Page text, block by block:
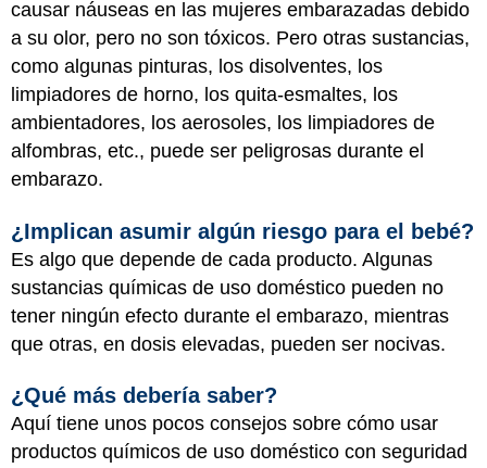
causar náuseas en las mujeres embarazadas debido
a su olor, pero no son tóxicos. Pero otras sustancias,
como algunas pinturas, los disolventes, los
limpiadores de horno, los quita-esmaltes, los
ambientadores, los aerosoles, los limpiadores de
alfombras, etc., puede ser peligrosas durante el
embarazo.
¿Implican asumir algún riesgo para el bebé?
Es algo que depende de cada producto. Algunas
sustancias químicas de uso doméstico pueden no
tener ningún efecto durante el embarazo, mientras
que otras, en dosis elevadas, pueden ser nocivas.
¿Qué más debería saber?
Aquí tiene unos pocos consejos sobre cómo usar
productos químicos de uso doméstico con seguridad